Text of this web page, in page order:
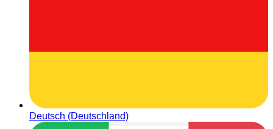
Deutsch (Deutschland)